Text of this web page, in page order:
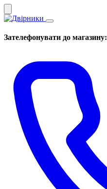
Зателефонувати до магазину: